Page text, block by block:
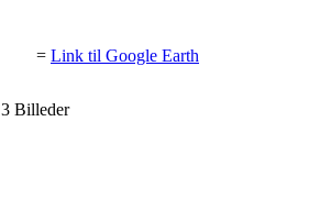
= Link til Google Earth
3 Billeder